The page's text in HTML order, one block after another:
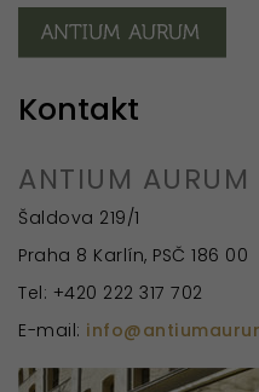
Kontakt
ANTIUM
Šaldova 219/1
Praha 8 Karlín, PSČ 186 00
Tel: +420 222 317 702
E-mail: